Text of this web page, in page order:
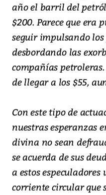
año el barril del
$200. Parece que era
seguir impulsando
desbordando las
compañías
de llegar a los $55,
Con este tipo de
nuestras esperanzas
divina no sean
se acuerda de sus
a estos
corriente circular que